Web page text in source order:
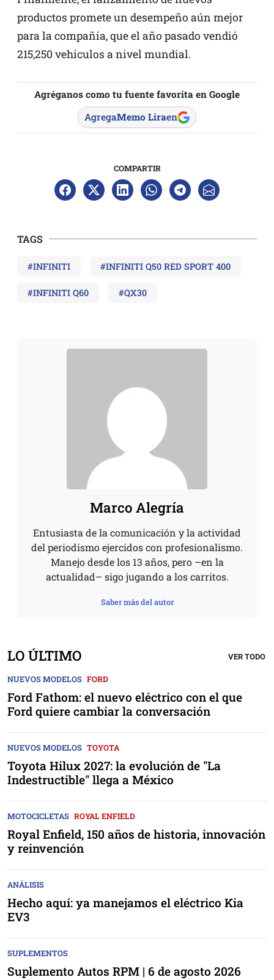
productos promete un desempeño aún mejor
para la compañía, que el año pasado vendió
215,250 vehículos a nivel mundial.
Agréganos como tu fuente favorita en Google
AgregaMemo Liraen
COMPARTIR
TAGS
#INFINITI #INFINITI Q50 RED SPORT 400
#INFINITI Q60 #QX30
Marco Alegría
Entusiasta de la comunicación y la actividad
del periodismo ejercidos con profesionalismo.
Manejo desde los 13 años, pero –en la
actualidad– sigo jugando a los carritos.
Saber más del autor
LO ÚLTIMO VER TODO
NUEVOS MODELOS FORD
Ford Fathom: el nuevo eléctrico con el que
Ford quiere cambiar la conversación
NUEVOS MODELOS TOYOTA
Toyota Hilux 2027: la evolución de "La
Indestructible" llega a México
MOTOCICLETAS ROYAL ENFIELD
Royal Enfield, 150 años de historia, innovación
y reinvención
ANÁLISIS
Hecho aquí: ya manejamos el eléctrico Kia
EV3
SUPLEMENTOS
Suplemento Autos RPM | 6 de agosto 2026